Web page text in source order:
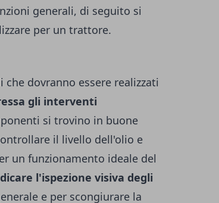
generali, di seguito si
per un trattore.
dovranno essere realizzati
gli interventi
si trovino in buone
il livello dell'olio e
un funzionamento ideale del
l'ispezione visiva degli
e per scongiurare la